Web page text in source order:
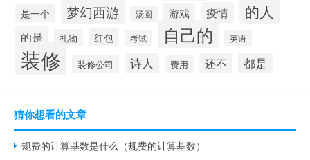
是一个 梦幻西游 汤圆 游戏 疫情 的人
的是 礼物 红包 考试 自己的 英语
装修 装修公司 诗人 费用 还不 都是
猜你想看的文章
规费的计算基数是什么（规费的计算基数）